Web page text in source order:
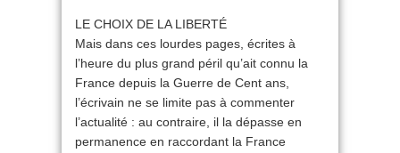
LE CHOIX DE LA LIBERTÉ
Mais dans ces lourdes pages, écrites à
l’heure du plus grand péril qu’ait connu la
France depuis la Guerre de Cent ans,
l’écrivain ne se limite pas à commenter
l’actualité : au contraire, il la dépasse en
permanence en raccordant la France